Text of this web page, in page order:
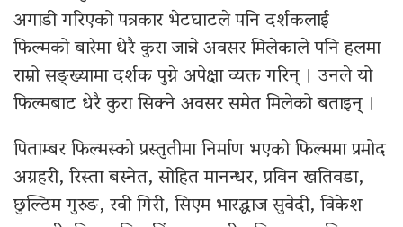
अगाडी गरिएको पत्रकार भेटघाटले पनि दर्शकलाई
फिल्मको बारेमा धेरै कुरा जान्ने अवसर मिलेकाले पनि हलमा
राम्रो सङ्ख्यामा दर्शक पुग्ने अपेक्षा व्यक्त गरिन् । उनले यो
फिल्मबाट धेरै कुरा सिक्ने अवसर समेत मिलेको बताइन् ।
पिताम्बर फिल्मस्को प्रस्तुतीमा निर्माण भएको फिल्ममा प्रमोद
अग्रहरी, रिस्ता बस्नेत, सोहित मानन्धर, प्रविन खतिवडा,
छुल्ठिम गुरुङ, रवी गिरी, सिएम भारद्धाज सुवेदी, विकेश